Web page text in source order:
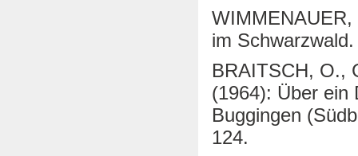
im
BRAITSCH, O.,
(1964): Über ein
Buggingen
124.